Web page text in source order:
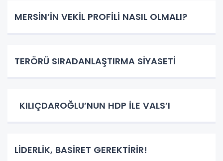
MERSİN’İN VEKİL PROFİLİ NASIL OLMALI?
TERÖRÜ SIRADANLAŞTIRMA SİYASETİ
KILIÇDAROĞLU’NUN HDP İLE VALS’I
LİDERLİK, BASİRET GEREKTİRİR!